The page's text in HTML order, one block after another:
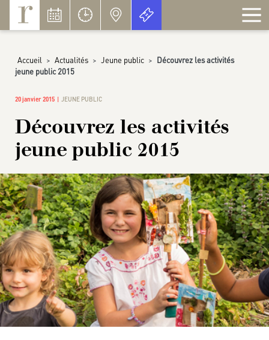
Accueil > Actualités > Jeune public > Découvrez les activités
jeune public 2015
20 janvier 2015 JEUNE PUBLIC
Découvrez les activités
jeune public 2015
Panneau de gestion des cookies